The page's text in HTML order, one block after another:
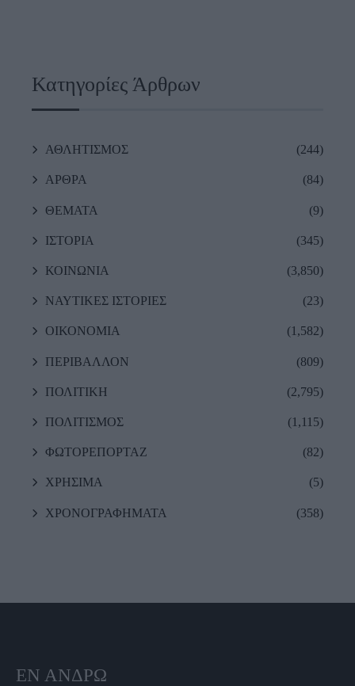
Κατηγορίες Άρθρων
ΑΘΛΗΤΙΣΜΟΣ (244)
ΑΡΘΡΑ (84)
ΘΕΜΑΤΑ (9)
ΙΣΤΟΡΙΑ (345)
ΚΟΙΝΩΝΙΑ (3,850)
ΝΑΥΤΙΚΕΣ ΙΣΤΟΡΙΕΣ (23)
ΟΙΚΟΝΟΜΙΑ (1,582)
ΠΕΡΙΒΑΛΛΟΝ (809)
ΠΟΛΙΤΙΚΗ (2,795)
ΠΟΛΙΤΙΣΜΟΣ (1,115)
ΦΩΤΟΡΕΠΟΡΤΑΖ (82)
ΧΡΗΣΙΜΑ (5)
ΧΡΟΝΟΓΡΑΦΗΜΑΤΑ (358)
ΕΝ ΆΝΔΡΩ